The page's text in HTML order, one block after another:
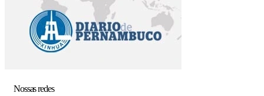
Nossas redes